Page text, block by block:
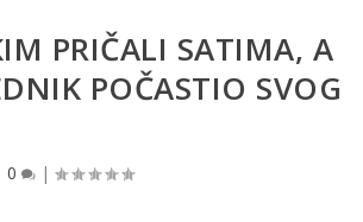
PRIČALI SATIMA, A
POČASTIO SVOG
0 |